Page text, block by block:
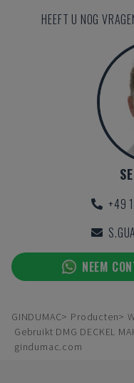
HEEFT U NOG
+49
NEEM
GINDUMAC Producten
Gebruikt DMG DECKEL
gindumac.com